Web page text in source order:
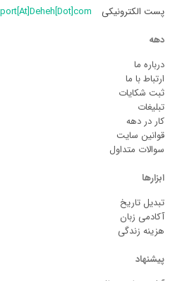
پست الکترونیکی
دهه
درباره ما
ارتباط با ما
ثبت شکایات
تبلیغات
کار در دهه
قوانین سایت
سوالات متداول
ابزارها
تبدیل تاریخ
آکادمی زبان
هزینه زندگی
پیشنهاد